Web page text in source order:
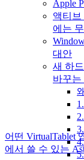
Apple
액티
에는
대안
새 하
바꾸는
어떤 VirtualTablet
에서 쓸 수 있는